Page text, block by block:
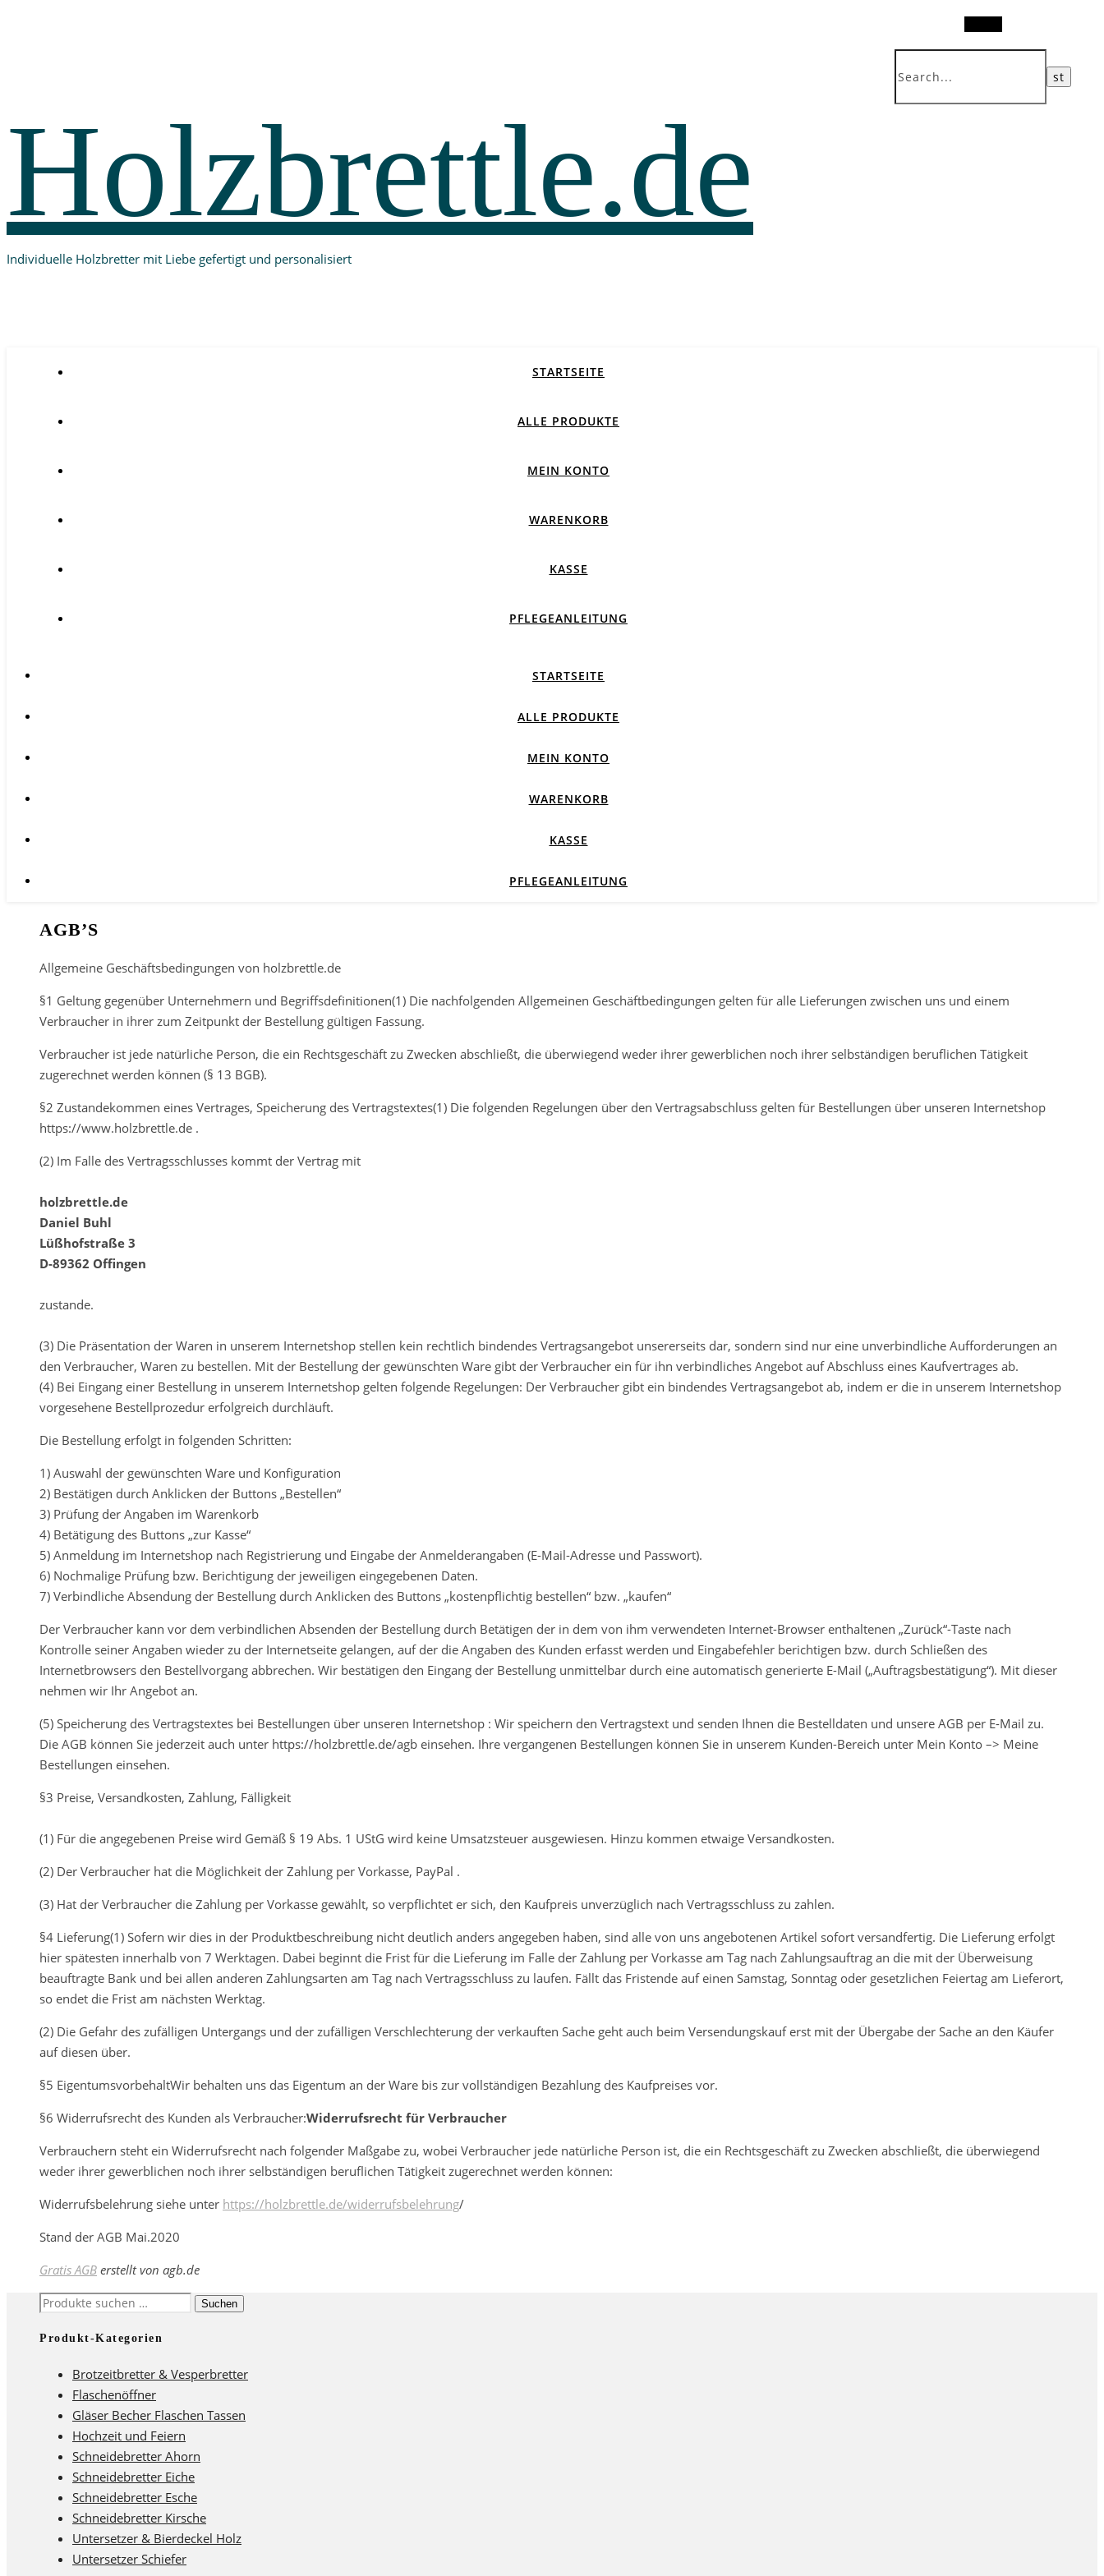
Holzbrettle.de
Individuelle Holzbretter mit Liebe gefertigt und personalisiert
STARTSEITE
ALLE PRODUKTE
MEIN KONTO
WARENKORB
KASSE
PFLEGEANLEITUNG
STARTSEITE
ALLE PRODUKTE
MEIN KONTO
WARENKORB
KASSE
PFLEGEANLEITUNG
AGB’S
Allgemeine Geschäftsbedingungen von holzbrettle.de
§1 Geltung gegenüber Unternehmern und Begriffsdefinitionen(1) Die nachfolgenden Allgemeinen Geschäftbedingungen gelten für alle Lieferungen zwischen uns und einem
Verbraucher in ihrer zum Zeitpunkt der Bestellung gültigen Fassung.
Verbraucher ist jede natürliche Person, die ein Rechtsgeschäft zu Zwecken abschließt, die überwiegend weder ihrer gewerblichen noch ihrer selbständigen beruflichen Tätigkeit
zugerechnet werden können (§ 13 BGB).
§2 Zustandekommen eines Vertrages, Speicherung des Vertragstextes(1) Die folgenden Regelungen über den Vertragsabschluss gelten für Bestellungen über unseren Internetshop
https://www.holzbrettle.de .
(2) Im Falle des Vertragsschlusses kommt der Vertrag mit
holzbrettle.de
Daniel Buhl
Lüßhofstraße 3
D-89362 Offingen
zustande.
(3) Die Präsentation der Waren in unserem Internetshop stellen kein rechtlich bindendes Vertragsangebot unsererseits dar, sondern sind nur eine unverbindliche Aufforderungen an
den Verbraucher, Waren zu bestellen. Mit der Bestellung der gewünschten Ware gibt der Verbraucher ein für ihn verbindliches Angebot auf Abschluss eines Kaufvertrages ab.
(4) Bei Eingang einer Bestellung in unserem Internetshop gelten folgende Regelungen: Der Verbraucher gibt ein bindendes Vertragsangebot ab, indem er die in unserem Internetshop
vorgesehene Bestellprozedur erfolgreich durchläuft.
Die Bestellung erfolgt in folgenden Schritten:
1) Auswahl der gewünschten Ware und Konfiguration
2) Bestätigen durch Anklicken der Buttons „Bestellen“
3) Prüfung der Angaben im Warenkorb
4) Betätigung des Buttons „zur Kasse“
5) Anmeldung im Internetshop nach Registrierung und Eingabe der Anmelderangaben (E-Mail-Adresse und Passwort).
6) Nochmalige Prüfung bzw. Berichtigung der jeweiligen eingegebenen Daten.
7) Verbindliche Absendung der Bestellung durch Anklicken des Buttons „kostenpflichtig bestellen“ bzw. „kaufen“
Der Verbraucher kann vor dem verbindlichen Absenden der Bestellung durch Betätigen der in dem von ihm verwendeten Internet-Browser enthaltenen „Zurück“-Taste nach
Kontrolle seiner Angaben wieder zu der Internetseite gelangen, auf der die Angaben des Kunden erfasst werden und Eingabefehler berichtigen bzw. durch Schließen des
Internetbrowsers den Bestellvorgang abbrechen. Wir bestätigen den Eingang der Bestellung unmittelbar durch eine automatisch generierte E-Mail („Auftragsbestätigung“). Mit dieser
nehmen wir Ihr Angebot an.
(5) Speicherung des Vertragstextes bei Bestellungen über unseren Internetshop : Wir speichern den Vertragstext und senden Ihnen die Bestelldaten und unsere AGB per E-Mail zu.
Die AGB können Sie jederzeit auch unter https://holzbrettle.de/agb einsehen. Ihre vergangenen Bestellungen können Sie in unserem Kunden-Bereich unter Mein Konto –> Meine
Bestellungen einsehen.
§3 Preise, Versandkosten, Zahlung, Fälligkeit
(1) Für die angegebenen Preise wird Gemäß § 19 Abs. 1 UStG wird keine Umsatzsteuer ausgewiesen. Hinzu kommen etwaige Versandkosten.
(2) Der Verbraucher hat die Möglichkeit der Zahlung per Vorkasse, PayPal .
(3) Hat der Verbraucher die Zahlung per Vorkasse gewählt, so verpflichtet er sich, den Kaufpreis unverzüglich nach Vertragsschluss zu zahlen.
§4 Lieferung(1) Sofern wir dies in der Produktbeschreibung nicht deutlich anders angegeben haben, sind alle von uns angebotenen Artikel sofort versandfertig. Die Lieferung erfolgt
hier spätesten innerhalb von 7 Werktagen. Dabei beginnt die Frist für die Lieferung im Falle der Zahlung per Vorkasse am Tag nach Zahlungsauftrag an die mit der Überweisung
beauftragte Bank und bei allen anderen Zahlungsarten am Tag nach Vertragsschluss zu laufen. Fällt das Fristende auf einen Samstag, Sonntag oder gesetzlichen Feiertag am Lieferort,
so endet die Frist am nächsten Werktag.
(2) Die Gefahr des zufälligen Untergangs und der zufälligen Verschlechterung der verkauften Sache geht auch beim Versendungskauf erst mit der Übergabe der Sache an den Käufer
auf diesen über.
§5 EigentumsvorbehaltWir behalten uns das Eigentum an der Ware bis zur vollständigen Bezahlung des Kaufpreises vor.
§6 Widerrufsrecht des Kunden als Verbraucher:Widerrufsrecht für Verbraucher
Verbrauchern steht ein Widerrufsrecht nach folgender Maßgabe zu, wobei Verbraucher jede natürliche Person ist, die ein Rechtsgeschäft zu Zwecken abschließt, die überwiegend
weder ihrer gewerblichen noch ihrer selbständigen beruflichen Tätigkeit zugerechnet werden können:
Widerrufsbelehrung siehe unter https://holzbrettle.de/widerrufsbelehrung/
Stand der AGB Mai.2020
Gratis AGB erstellt von agb.de
Suchen
Suchen
Produkt-Kategorien
Brotzeitbretter & Vesperbretter
Flaschenöffner
Gläser Becher Flaschen Tassen
Hochzeit und Feiern
Schneidebretter Ahorn
Schneidebretter Eiche
Schneidebretter Esche
Schneidebretter Kirsche
Untersetzer & Bierdeckel Holz
Untersetzer Schiefer